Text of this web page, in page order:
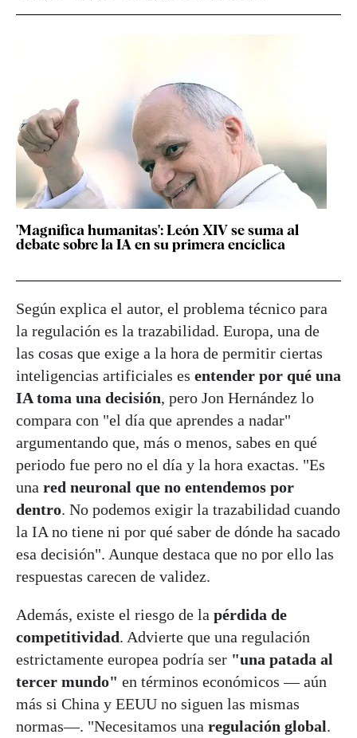
'Magnifica humanitas': León XIV se suma al
debate sobre la IA en su primera encíclica
Según explica el autor, el problema técnico para
la regulación es la trazabilidad. Europa, una de
las cosas que exige a la hora de permitir ciertas
inteligencias artificiales es entender por qué una
IA toma una decisión, pero Jon Hernández lo
compara con "el día que aprendes a nadar"
argumentando que, más o menos, sabes en qué
periodo fue pero no el día y la hora exactas. "Es
una red neuronal que no entendemos por
dentro. No podemos exigir la trazabilidad cuando
la IA no tiene ni por qué saber de dónde ha sacado
esa decisión". Aunque destaca que no por ello las
respuestas carecen de validez.
Además, existe el riesgo de la pérdida de
competitividad. Advierte que una regulación
estrictamente europea podría ser "una patada al
tercer mundo" en términos económicos — aún
más si China y EEUU no siguen las mismas
normas—. "Necesitamos una regulación global.